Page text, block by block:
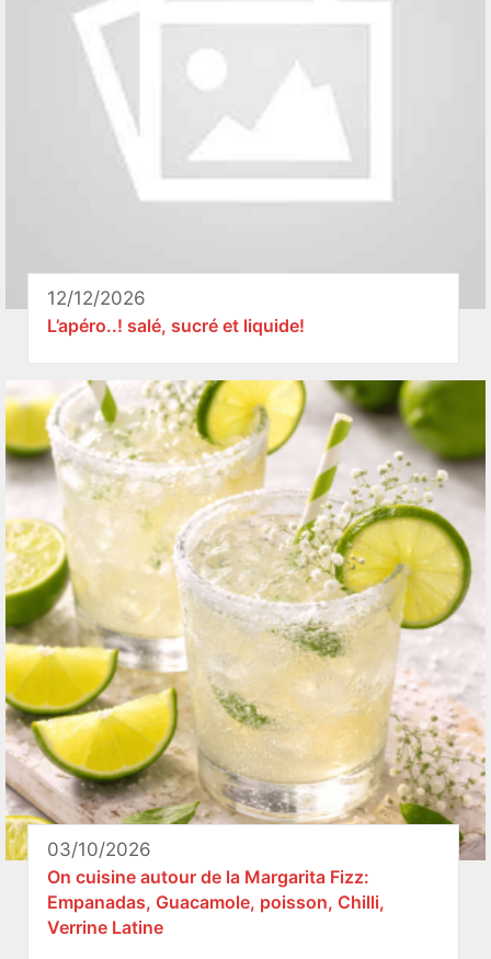
12/12/2026
L’apéro..! salé, sucré et liquide!
03/10/2026
On cuisine autour de la Margarita Fizz:
Empanadas, Guacamole, poisson, Chilli,
Verrine Latine